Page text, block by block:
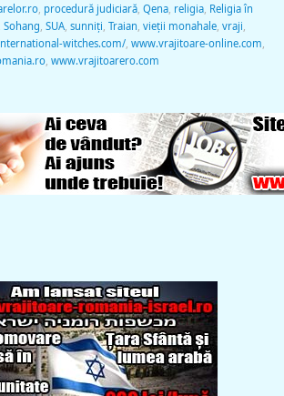
, procedură judiciară, Qena, religia, Religia în
Sohang SUA, sunniţi Traian vieţii monahale, vraji
witches.com/, www.vrajitoare-online.com
, www.vrajitoarero.com